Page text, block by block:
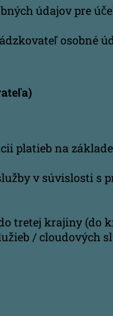
údajov pre
osobné
platieb na
v súvislosti s
tretej krajiny
/ cloudových